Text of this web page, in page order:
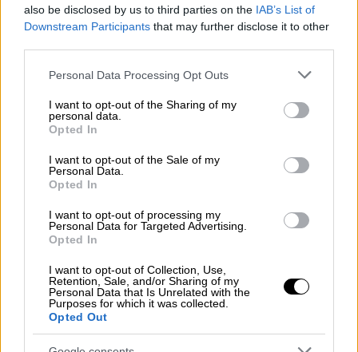
also be disclosed by us to third parties on the IAB’s List of
Downstream Participants that may further disclose it to other
Please note that this website/app uses one or more Google
not limited to your visit or usage behaviour. You may click to
grant or deny consent to Google and its third-party tags to
use your data for below specified purposes in below Google
consent section.
Personal Data Processing Opt Outs
I want to opt-out of the Sharing of my
personal data.
Opted In
I want to opt-out of the Sale of my
Personal Data.
Opted In
I want to opt-out of processing my
Personal Data for Targeted Advertising.
Opted In
I want to opt-out of Collection, Use,
Retention, Sale, and/or Sharing of my
Personal Data that Is Unrelated with the
Purposes for which it was collected.
Opted Out
Απαραίτητα δικαιολογητικά
Ηηλεκτρονική υποβολή της αίτησηςγίνεται
μέσω της επίσημης ιστοσελίδας της ΧΕΝ
Ελλάδος, από τις 3 Ιουλίου έως και τις 24
Αυγούστου 2025. Όλα τα δικαιολογητικά
υποβάλλονται σε
περιλαμβάνουν: 1. Αντίγραφο ταυτότητας ή
διαβατηρίου. 2. Αντίγραφα: Φορολογικής
Ε9 για το οικονομικό έτος 2024 και αφορούν:
την ίδια την ενδιαφερόμενη. Στην
περίπτωση που δεν υποχρεούται να
υποβάλει φορολογική δήλωση και Ε9, θα
πρέπει να υποβάλει σχετικήΥπεύθυνη
Δήλωση για τους γονείς
οι γονείς υποβάλλουν, για οποιονδήποτε